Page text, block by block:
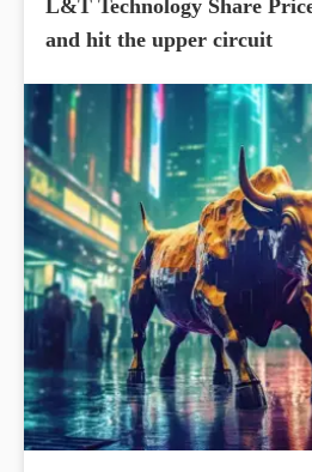
L&T Technology Share
and hit the upper circuit